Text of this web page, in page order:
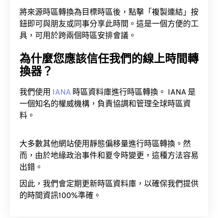
將來源時區轉換為目標時區後，點擊「複製連結」按
鈕即可與朋友或同事分享此時間。這是一個方便的工
具，可用於跨兩個時區安排會議。
為什麼您應該信任我們的線上時間轉
換器？
我們使用 IANA 時區資料庫進行時區轉換。 IANA 是
一個知名的權威機構，負責協調和管理全球時區資
料。
大多數其他網站使用靜態偏移量進行時區轉換。然
而，由於地緣政治事件和夏令時變更，這種方法容易
出錯。
因此，我們會定期更新時區資料庫，以確保我們提供
的時間資訊100%準確。